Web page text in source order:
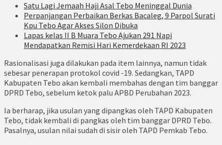
Satu Lagi Jemaah Haji Asal Tebo Meninggal Dunia
Perpanjangan Perbaikan Berkas Bacaleg, 9 Parpol Surati
Kpu Tebo Agar Akses Silon Dibuka
Lapas kelas II B Muara Tebo Ajukan 291 Napi
Mendapatkan Remisi Hari Kemerdekaan RI 2023
Rasionalisasi juga dilakukan pada item lainnya, namun tidak
sebesar penerapan protokol covid -19. Sedangkan, TAPD
Kabupaten Tebo akan kembali membahas dengan tim banggar
DPRD Tebo, sebelum ketok palu APBD Perubahan 2023.
Ia berharap, jika usulan yang dipangkas oleh TAPD Kabupaten
Tebo, tidak kembali di pangkas oleh tim banggar DPRD Tebo.
Pasalnya, usulan nilai sudah di sisir oleh TAPD Pemkab Tebo.